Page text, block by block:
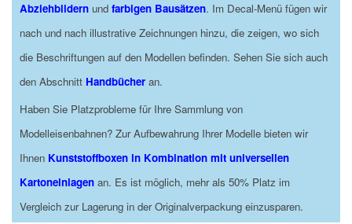
Abziehbildern und farbigen Bausätzen. Im Decal-Menü fügen wir
nach und nach illustrative Zeichnungen hinzu, die zeigen, wo sich
die Beschriftungen auf den Modellen befinden. Sehen Sie sich auch
den Abschnitt Handbücher an.
Haben Sie Platzprobleme für Ihre Sammlung von
Modelleisenbahnen? Zur Aufbewahrung Ihrer Modelle bieten wir
Ihnen Kunststoffboxen in Kombination mit universellen
Kartoneinlagen an. Es ist möglich, mehr als 50% Platz im
Vergleich zur Lagerung in der Originalverpackung einzusparen.